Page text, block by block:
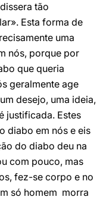
tão
Esta forma de
uma
nós, porque por
que queria
geralmente age
desejo, uma ideia,
justificada. Estes
diabo em nós e eis
do diabo deu na
com pouco, mas
fez-se corpo e no
só homem morra